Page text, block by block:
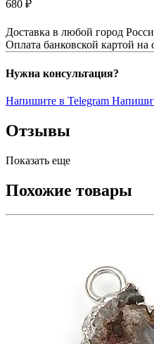
680 ₽
Доставка в любой город
Оплата банковской картой на
Нужна консультация?
Напишите в Telegram
Отзывы
Показать еще
Похожие товары